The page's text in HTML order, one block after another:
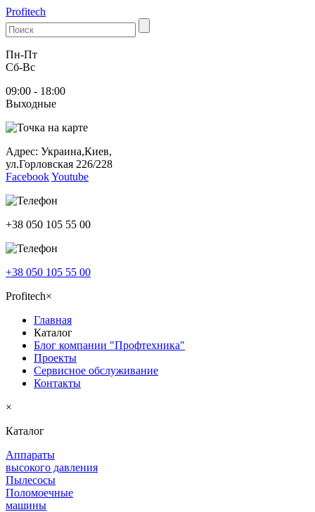
Profitech
Пн-Пт
Cб-Вс
09:00 - 18:00
Выходные
Адрес: Украина,Киев,
ул.Горловская 226/228
FacebookYoutube
+38 050 105 55 00
+38 050 105 55 00
Profitech×
Главная
Каталог
Блог компании "Профтехника"
Проекты
Сервисное обслуживание
Контакты
×
Каталог
Аппараты
высокого давления
Пылесосы
Поломоечные
машины